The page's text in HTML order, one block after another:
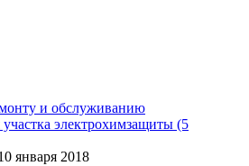
и обслуживанию
участка электрохимзащиты (5
января 2018